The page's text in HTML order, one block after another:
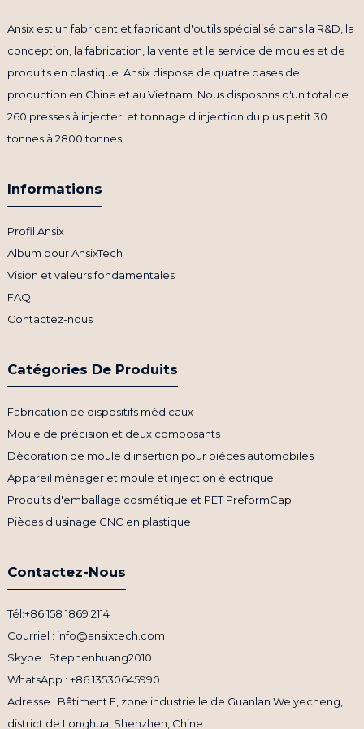
Ansix est un fabricant et fabricant d'outils spécialisé dans la R&D, la
conception, la fabrication, la vente et le service de moules et de
produits en plastique. Ansix dispose de quatre bases de
production en Chine et au Vietnam. Nous disposons d'un total de
260 presses à injecter. et tonnage d'injection du plus petit 30
tonnes à 2800 tonnes.
Informations
Profil Ansix
Album pour AnsixTech
Vision et valeurs fondamentales
FAQ
Contactez-nous
Catégories De Produits
Fabrication de dispositifs médicaux
Moule de précision et deux composants
Décoration de moule d'insertion pour pièces automobiles
Appareil ménager et moule et injection électrique
Produits d'emballage cosmétique et PET PreformCap
Pièces d'usinage CNC en plastique
Contactez-Nous
Tél:+86 158 1869 2114
Courriel : info@ansixtech.com
Skype : Stephenhuang2010
WhatsApp : +86 13530645990
Adresse : Bâtiment F, zone industrielle de Guanlan Weiyecheng,
district de Longhua, Shenzhen, Chine